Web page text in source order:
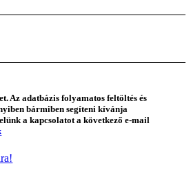
Az adatbázis folyamatos feltöltés és
bármiben segíteni kívánja
a kapcsolatot a következő e-mail